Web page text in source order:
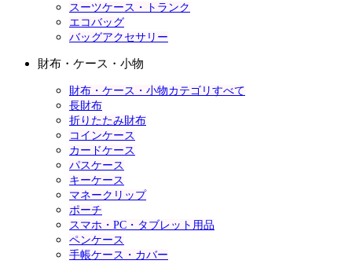
スーツケース・トランク
エコバッグ
バッグアクセサリー
財布・ケース・小物
財布・ケース・小物カテゴリすべて
長財布
折りたたみ財布
コインケース
カードケース
パスケース
キーケース
マネークリップ
ポーチ
スマホ・PC・タブレット用品
ペンケース
手帳ケース・カバー